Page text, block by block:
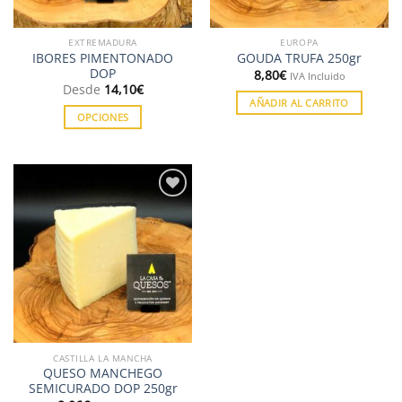
EXTREMADURA
IBORES PIMENTONADO
DOP
Desde 14,10€
OPCIONES
múltiples
variantes.
opciones
pueden
elegir
en
la
página
de
EUROPA
GOUDA TRUFA 250gr
8,80€ IVA Incluido
AÑADIR AL CARRITO
Añadir
a la
lista de
deseos
CASTILLA LA MANCHA
QUESO MANCHEGO
SEMICURADO DOP 250gr